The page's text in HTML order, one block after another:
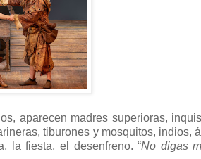
aparecen madres superioras,
tiburones y mosquitos, indios,
la fiesta, el desenfreno. “No digas